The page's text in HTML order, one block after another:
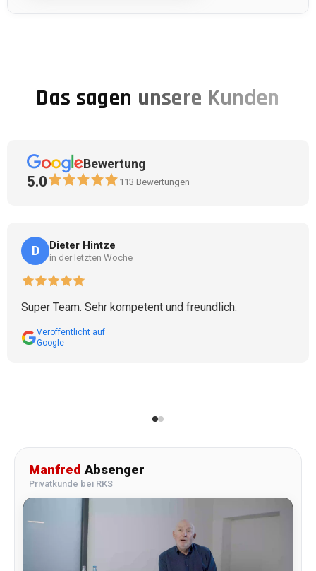
Das sagen unsere Kunden
Bewertung
5.0 113 Bewertungen
D Dieter Hintze
in der letzten Woche
Super Team. Sehr kompetent und freundlich.
Veröffentlicht auf
Google
Manfred Absenger
Privatkunde bei RKS